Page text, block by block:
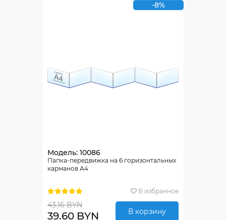
-8%
Модель: 10086
Папка-передвижка на 6 горизонтальных
карманов А4
В избранное
43.16 BYN
39.60 BYN В корзину